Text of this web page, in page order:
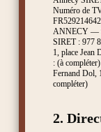
Numéro de
ANNECY —
SIRET : 977
1, place Jean
: (à
Fernand Dol,
compléter)
2.